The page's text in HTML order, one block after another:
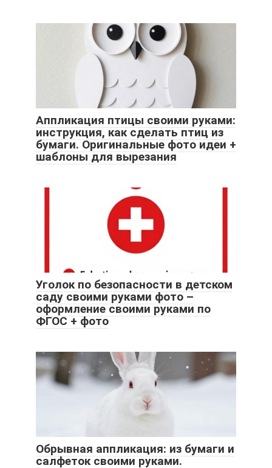
Аппликация птицы своими руками:
инструкция, как сделать птиц из
бумаги. Оригинальные фото идеи +
шаблоны для вырезания
Уголок по безопасности в детском
саду своими руками фото –
оформление своими руками по
ФГОС + фото
Обрывная аппликация: из бумаги и
салфеток своими руками.